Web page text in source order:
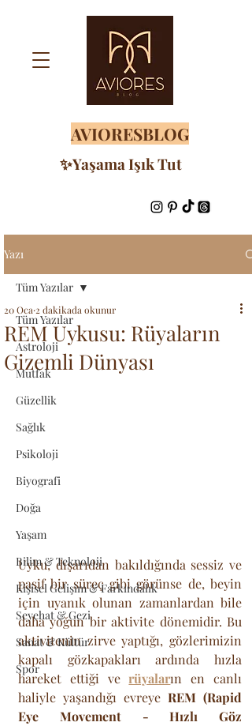
AVIORESBLOG
✨Yaşama Işık Tut
Yazı
Tüm Yazılar
Astroloji
Mutfak
Güzellik
Sağlık
Psikoloji
Biyografi
Doğa
Yaşam
Bilim & Teknoloji
Kişisel Gelişim & Farkındalık
Seyehat & Gezi
Sanat & Kültür
Spor
Tüm Yazılar
REM Uykusu: Rüyaların
Gizemli Dünyası
20 Oca 2 dakikada okunur
Uyku, dışarıdan bakıldığında sessiz ve
pasif bir süreç gibi görünse de, beyin
için uyanık olunan zamanlardan bile
daha yoğun bir aktivite dönemidir. Bu
aktivitenin zirve yaptığı, gözlerimizin
kapalı gözkapakları ardında hızla
hareket ettiği ve rüyaların en canlı
haliyle yaşandığı evreye REM (Rapid
Eye Movement - Hızlı Göz